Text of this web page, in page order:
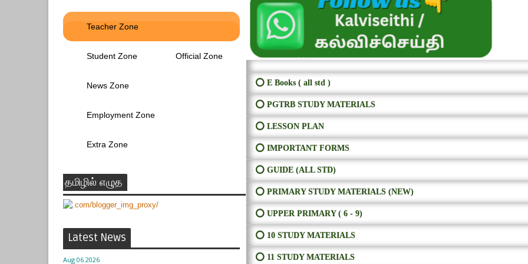
Teacher Zone
Student Zone Official Zone
News Zone
Employment Zone
Extra Zone
தமிழில் எழுத
Latest News
Aug 06 2026
⭕ E Books ( all std )
⭕ PGTRB STUDY MATERIALS
⭕ LESSON PLAN
⭕ IMPORTANT FORMS
⭕ GUIDE (ALL STD)
⭕ PRIMARY STUDY MATERIALS (NEW)
⭕ UPPER PRIMARY ( 6 - 9)
⭕ 10 STUDY MATERIALS
⭕ 11 STUDY MATERIALS